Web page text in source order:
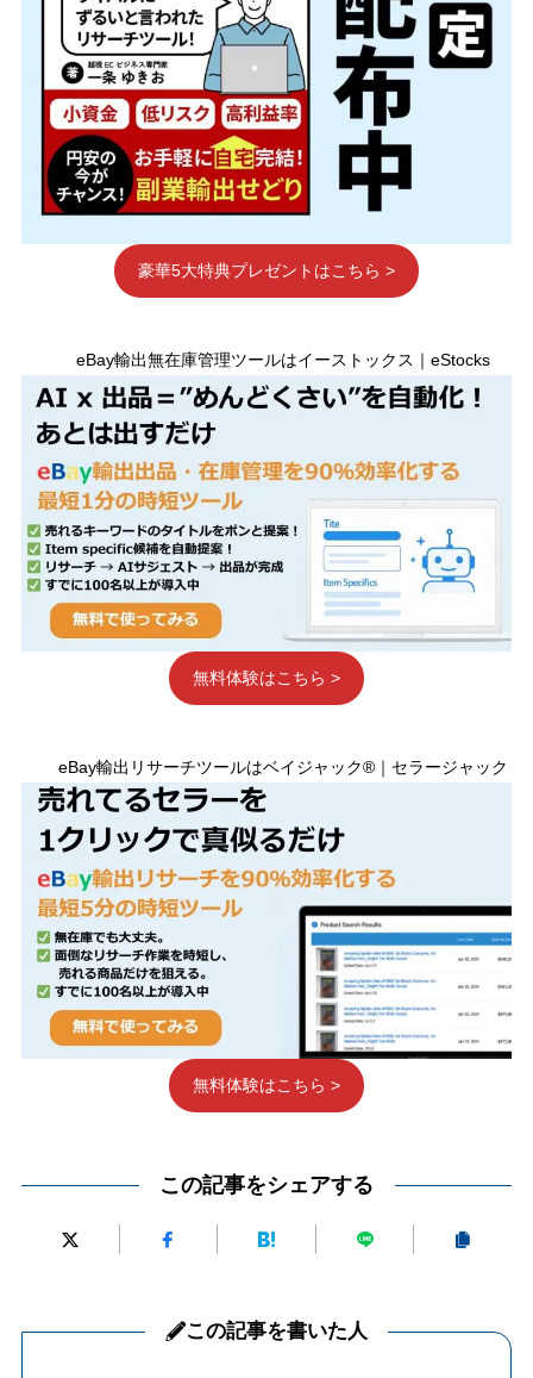
豪華5大特典プレゼントはこちら >
eBay輸出無在庫管理ツールはイーストックス｜eStocks
無料体験はこちら >
eBay輸出リサーチツールはベイジャック®｜セラージャック
無料体験はこちら >
この記事をシェアする
この記事を書いた人